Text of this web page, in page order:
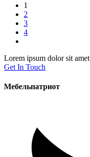
1
2
3
4
Lorem ipsum dolor sit
Get In Touch
Мебельпатриот